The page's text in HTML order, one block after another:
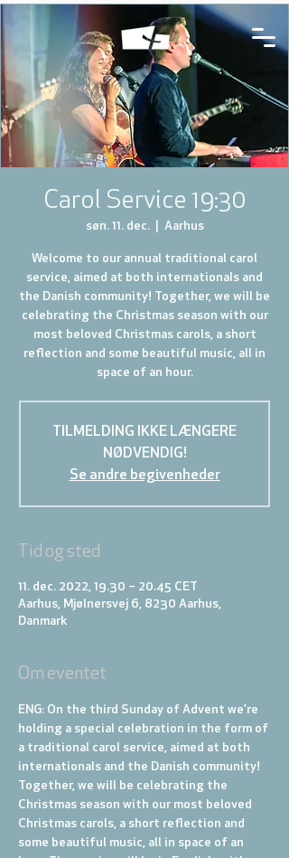
Carol Service 19:30
søn. 11. dec.
  |
Aarhus
Welcome to our annual traditional carol
service, aimed at both internationals and
the Danish community! Together, we will be
celebrating the Christmas season with our
most beloved Christmas carols, a short
reflection and some beautiful music, all in
space of an hour.
TILMELDING IKKE LÆNGERE
NØDVENDIG!
Se andre begivenheder
Tid og sted
11. dec. 2022, 19.30 – 20.45 CET
Aarhus, Mjølnersvej 6, 8230 Aarhus,
Danmark
Om eventet
ENG: On the third Sunday of Advent we're
holding a special celebration in the form of
a traditional carol service, aimed at both
internationals and the Danish community!
Together, we will be celebrating the
Christmas season with our most beloved
Christmas carols, a short reflection and
some beautiful music, all in space of an